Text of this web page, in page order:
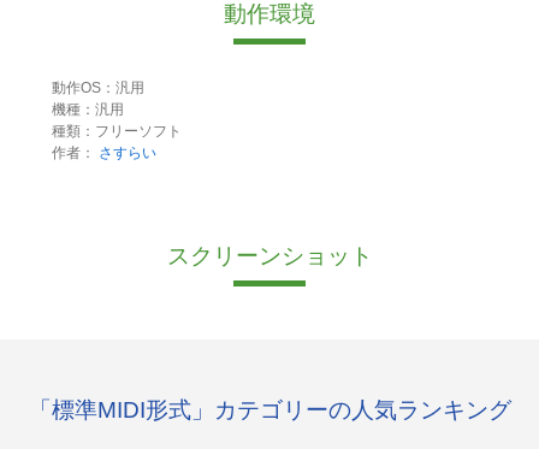
動作環境
動作OS：汎用
機種：汎用
種類：フリーソフト
作者：
さすらい
スクリーンショット
「標準MIDI形式」カテゴリーの人気ランキング